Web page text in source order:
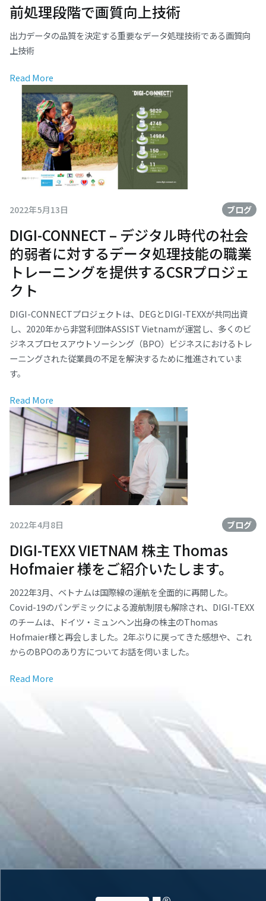
前処理段階で画質向上技術
出力データの品質を決定する重要なデータ処理技術である画質向
上技術
Read More
2022年5月13日 ブログ
DIGI-CONNECT – デジタル時代の社会
的弱者に対するデータ処理技能の職業
トレーニングを提供するCSRプロジェ
クト
DIGI-CONNECTプロジェクトは、DEGとDIGI-TEXXが共同出資
し、2020年から非営利団体ASSIST Vietnamが運営し、多くのビ
ジネスプロセスアウトソーシング（BPO）ビジネスにおけるトレ
ーニングされた従業員の不足を解決するために推進されていま
す。
Read More
2022年4月8日 ブログ
DIGI-TEXX VIETNAM 株主 Thomas
Hofmaier 様をご紹介いたします。
2022年3月、ベトナムは国際線の運航を全面的に再開した。
Covid-19のパンデミックによる渡航制限も解除され、DIGI-TEXX
のチームは、ドイツ・ミュンヘン出身の株主のThomas
Hofmaier様と再会しました。2年ぶりに戻ってきた感想や、これ
からのBPOのあり方についてお話を伺いました。
Read More